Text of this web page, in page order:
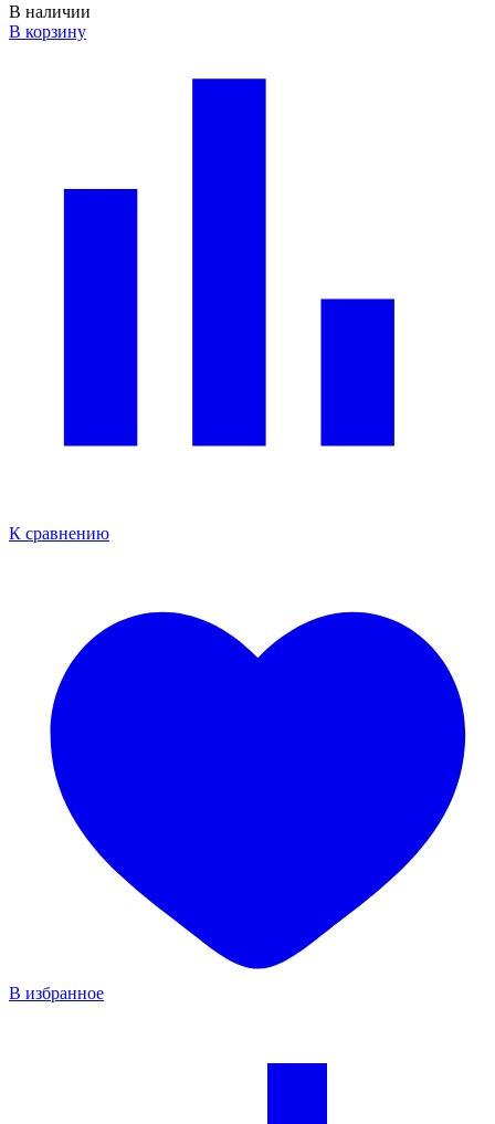
В наличии
В корзину
К сравнению
В избранное